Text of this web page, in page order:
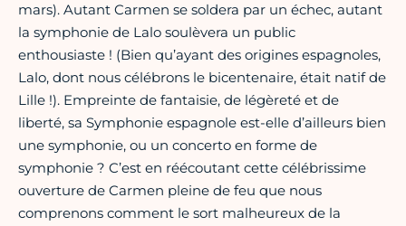
mars). Autant Carmen se soldera par un échec, autant
la symphonie de Lalo soulèvera un public
enthousiaste ! (Bien qu’ayant des origines espagnoles,
Lalo, dont nous célébrons le bicentenaire, était natif de
Lille !). Empreinte de fantaisie, de légèreté et de
liberté, sa Symphonie espagnole est-elle d’ailleurs bien
une symphonie, ou un concerto en forme de
symphonie ? C’est en réécoutant cette célébrissime
ouverture de Carmen pleine de feu que nous
comprenons comment le sort malheureux de la